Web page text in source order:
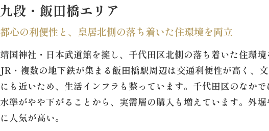
九段・飯田橋エリア
都心の利便性と、皇居北側の落ち着いた住環境を両立
靖国神社・日本武道館を擁し、千代田区北側の落ち着いた住環境
JR・複数の地下鉄が集まる飯田橋駅周辺は交通利便性が高く、
にも近いため、生活インフラも整っています。千代田区のなか
水準がやや下がることから、実需層の購入も増えています。外
に人気が高い。